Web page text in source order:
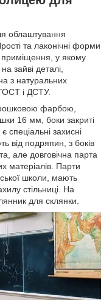
облаштування
та лаконічні форми
приміщення, у якому
зайві деталі,
з натуральних
і ДСТУ.
фарбою,
16 мм, боки закриті
спеціальні захисні
від подряпин, з боків
але довговічна парта
матеріалів. Парти
школи, мають
стільниці. На
для склянки.